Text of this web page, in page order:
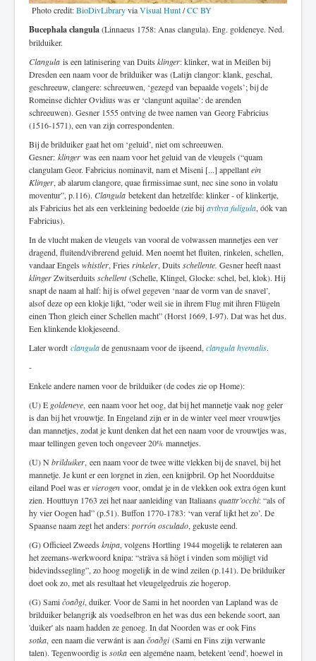
Photo credit:BioDivLibraryviaVisual Hunt/CC BY
Bucephala clangula(Linnaeus 1758: Anas clangula). Eng. goldeneye. Ned.
brilduiker.
Clangula is een latinisering van Duits klinger: klinker, wat in Meißen bij
Dresden een naam voor de brilduiker was (Latijn clangor: klank, geschal,
geschreeuw, clangere: schreeuwen, ‘gezegd van bepaalde vogels’; bij de
Romeinse dichter Ovidius was er ‘clangunt aquilae’: de arenden
schreeuwen). Gesner 1555 ontving de twee namen van Georg Fabricius
(1516-1571), een van zijn correspondenten.
Bij de brilduiker gaat het om ‘geluid’, niet om schreeuwen.
Gesner: klinger was een naam voor het geluid van de vleugels (“quam
clangulam Geor. Fabricius nominavit, nam et Miseni [...] appellantein
Klinger, ab alarum clangore, quae firmissimae sunt, nec sine sono in volatu
moventur”, p.116). Clangula betekent dan hetzelfde: klinker - of klinkertje,
als Fabricius het als een verkleining bedoelde (zie bij aythya fuligula, óók van
Fabricius).
In de vlucht maken de vleugels van vooral de volwassen mannetjes een ver
dragend, fluitend/vibrerend geluid. Men noemt het fluiten, rinkelen, schellen,
vandaar Engels whistler, Fries rinkeler, Duits schellente. Gesner heeft naast
klingerZwitserduits schellent(Schelle, Klingel, Glocke: schel, bel, klok). Hij
snapt de naam al half: hij is ofwel gegeven ‘naar de vorm van de snavel’,
alsof deze op een klokje lijkt, “oder weil sie in ihrem Flug mit ihren Flügeln
einen Thon gleich einer Schellen macht” (Horst 1669, I-97). Dat was het dus.
Een klinkende klokjeseend.
Later wordt clangulade genusnaam voor de ijseend,clangula hyemalis.
-
Enkele andere namen voor de brilduiker (de codes zie op Home):
(U) E goldeneye, een naam voor het oog, dat bij het mannetje vaak nog geler
is dan bij het vrouwtje. In Engeland zijn er in de winter veel meer vrouwtjes
dan mannetjes, zodat je kunt denken dat het een naam voor de vrouwtjes was,
maar tellingen geven toch ongeveer 20% mannetjes.
(U) Nbrilduiker, een naam voor de twee witte vlekken bij de snavel, bij het
mannetje. Je kunt er een lorgnet in zien, een knijpbril. Op het Noordduitse
eiland Poel was ervierogen voor, omdat je in de vlekken ook extra ógen kunt
zien. Houttuyn 1763 zei het naar aanleiding van Italiaans quattr’occhi: “als of
hy vier Oogen had” (p.51). Buffon 1770-1783: ‘van veraf lijkt het zo’. De
Spaanse naam zegt het anders:porrón osculado, gekuste eend.
(G) Officieel Zweeds knipa, volgens Hortling 1944 mogelijk te relateren aan
het zeemans-werkwoord knipa: “sträva så högt i vinden som möjligt vid
bidevindssegling”, zo hoog mogelijk in de wind zeilen (p.141). De brilduiker
doet ook zo, met als resultaat het vleugelgedruis zie hogerop.
(G) Samičoaðgi, duiker. Voor de Sami in het noorden van Lapland was de
brilduiker belangrijk als voedselbron en het was dus een bekende soort, aan
'duiker' als naam hadden ze genoeg. In dat Noorden was er ook Fins
sotka, een naam die verwánt is aančoaðgi(Sami en Fins zijn verwante
talen). Tegenwoordig is sotka een algeméne naam, betekent 'eend', hoewel in